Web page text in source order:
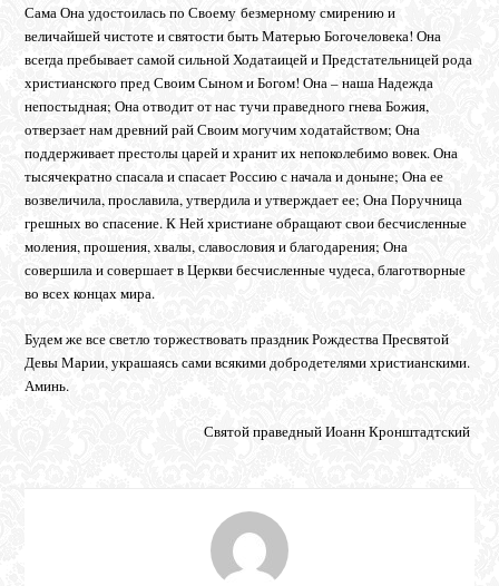
Сама Она удостоилась по Своему безмерному смирению и
величайшей чистоте и святости быть Матерью Богочеловека! Она
всегда пребывает самой сильной Ходатаицей и Предстательницей рода
христианского пред Своим Сыном и Богом! Она – наша Надежда
непостыдная; Она отводит от нас тучи праведного гнева Божия,
отверзает нам древний рай Своим могучим ходатайством; Она
поддерживает престолы царей и хранит их непоколебимо вовек. Она
тысячекратно спасала и спасает Россию с начала и доныне; Она ее
возвеличила, прославила, утвердила и утверждает ее; Она Поручница
грешных во спасение. К Ней христиане обращают свои бесчисленные
моления, прошения, хвалы, славословия и благодарения; Она
совершила и совершает в Церкви бесчисленные чудеса, благотворные
во всех концах мира.
Будем же все светло торжествовать праздник Рождества Пресвятой
Девы Марии, украшаясь сами всякими добродетелями христианскими.
Аминь.
Святой праведный Иоанн Кронштадтский